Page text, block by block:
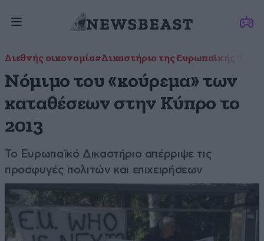
Διεθνής οικονομία#Δικαστήριο της Ευρωπαϊκής
Νόμιμο του «κούρεμα» των
καταθέσεων στην Κύπρο το
2013
Το Ευρωπαϊκό Δικαστήριο απέρριψε τις
προσφυγές πολιτών και επιχειρήσεων